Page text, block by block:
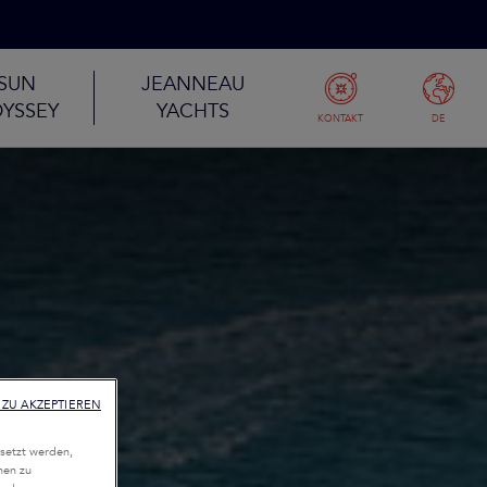
JEANNEAU
YACHTS
KONTAKT DE
werden,
zu
AKZEPTIEREN